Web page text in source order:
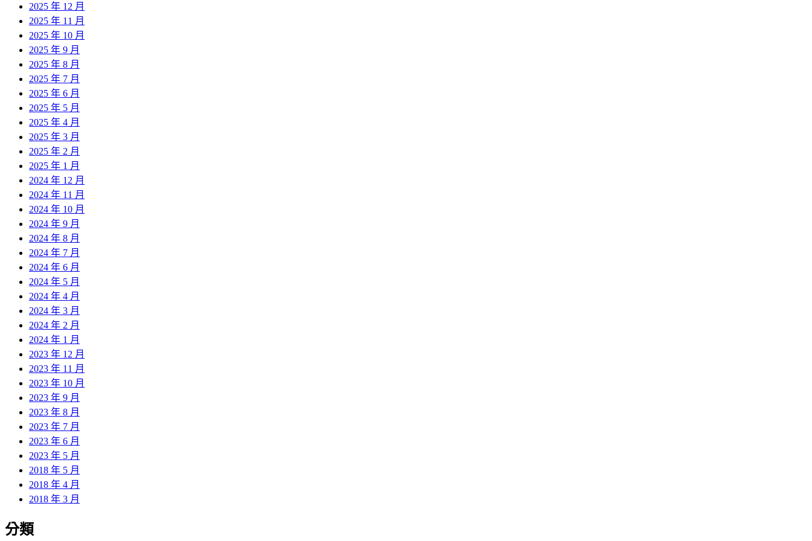
2025 年 12 月
2025 年 11 月
2025 年 10 月
2025 年 9 月
2025 年 8 月
2025 年 7 月
2025 年 6 月
2025 年 5 月
2025 年 4 月
2025 年 3 月
2025 年 2 月
2025 年 1 月
2024 年 12 月
2024 年 11 月
2024 年 10 月
2024 年 9 月
2024 年 8 月
2024 年 7 月
2024 年 6 月
2024 年 5 月
2024 年 4 月
2024 年 3 月
2024 年 2 月
2024 年 1 月
2023 年 12 月
2023 年 11 月
2023 年 10 月
2023 年 9 月
2023 年 8 月
2023 年 7 月
2023 年 6 月
2023 年 5 月
2018 年 5 月
2018 年 4 月
2018 年 3 月
分類